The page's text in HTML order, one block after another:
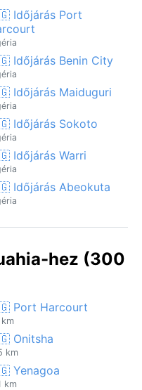
Időjárás Port
Időjárás Benin City
Időjárás Maiduguri
Időjárás Sokoto
Időjárás Warri
Időjárás Abeokuta
hez (300
Port Harcourt
Onitsha
km
Yenagoa
km